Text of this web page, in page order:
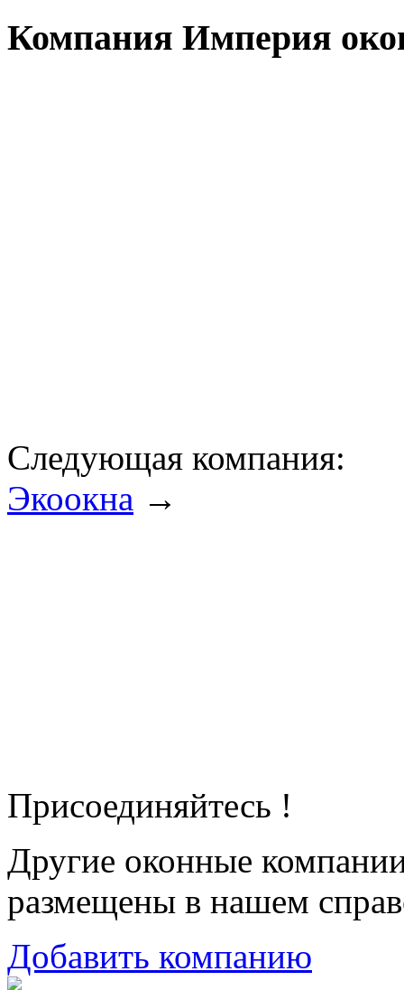
Компания Империя
Следующая компания:
Экоокна →
Присоединяйтесь !
Другие оконные
размещены в нашем
Добавить компанию